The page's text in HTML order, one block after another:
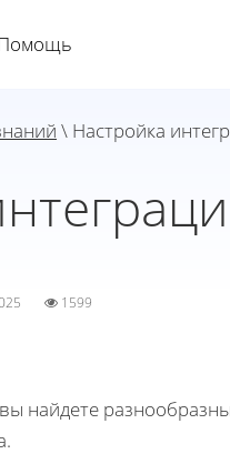
\ Настройка
1599
найдете